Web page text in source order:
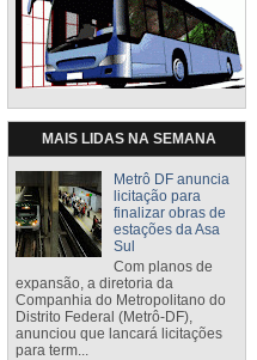
MAIS LIDAS NA SEMANA
Metrô DF anuncia
licitação para
finalizar obras de
estações da Asa
Sul
Com planos de
expansão, a diretoria da
Companhia do Metropolitano do
Distrito Federal (Metrô-DF),
anunciou que lancará licitações
para term...